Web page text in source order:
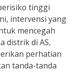
tinggi
intervensi yang
mencegah
distrik di AS,
perhatian
tanda-tanda